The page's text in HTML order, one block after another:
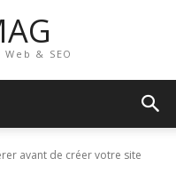
& SEO
avant de créer votre site